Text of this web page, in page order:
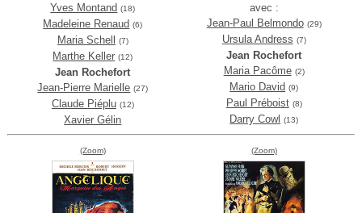
Yves Montand (18)
Madeleine Renaud (6)
Maria Schell (7)
Marthe Keller (12)
Jean Rochefort
Jean-Pierre Marielle (27)
Claude Piéplu (12)
Xavier Gélin
avec :
Jean-Paul Belmondo (29)
Ursula Andress (7)
Jean Rochefort
Maria Pacôme (2)
Mario David (9)
Paul Préboist (8)
Darry Cowl (13)
(Zoom) (Zoom)